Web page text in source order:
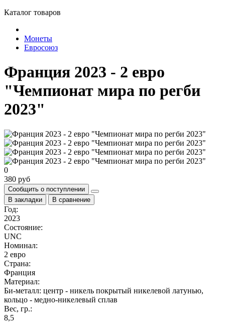
Каталог товаров
Монеты
Евросоюз
Франция 2023 - 2 евро
"Чемпионат мира по регби
2023"
0
380 руб
Сообщить о поступлении
В закладки
В сравнение
Год:
2023
Состояние:
UNC
Номинал:
2 евро
Страна:
Франция
Материал:
Би-металл: центр - никель покрытый никелевой латунью,
кольцо - медно-никелевый сплав
Вес, гр.:
8,5